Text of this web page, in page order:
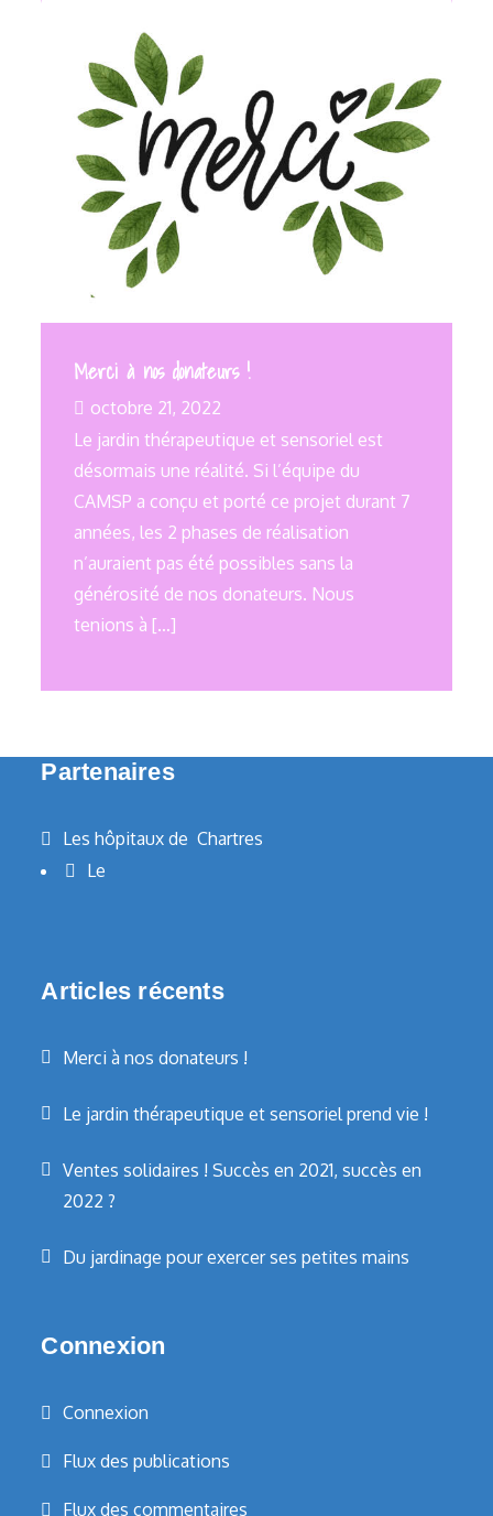
Merci à nos donateurs !
octobre 21, 2022
Le jardin thérapeutique et sensoriel est
désormais une réalité. Si l’équipe du
CAMSP a conçu et porté ce projet durant 7
années, les 2 phases de réalisation
n’auraient pas été possibles sans la
générosité de nos donateurs. Nous
tenions à […]
Partenaires
Les hôpitaux de Chartres
Le
Articles récents
Merci à nos donateurs !
Le jardin thérapeutique et sensoriel prend vie !
Ventes solidaires ! Succès en 2021, succès en
2022 ?
Du jardinage pour exercer ses petites mains
Connexion
Connexion
Flux des publications
Flux des commentaires